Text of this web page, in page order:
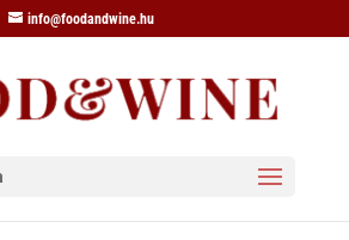
info@foodandwine.hu